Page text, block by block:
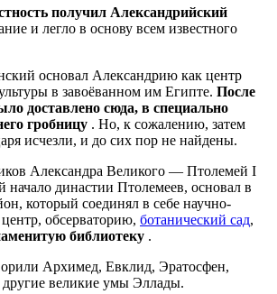
получил Александрийский
и легло в основу всем известного
основал Александрию как центр
в завоёванном им Египте. После
доставлено сюда, в специально
гробницу . Но, к сожалению, затем
исчезли, и до сих пор не найдены.
Александра Великого — Птолемей I
династии Птолемеев, основал в
который соединял в себе научно-
обсерваторию, ботанический сад,
библиотеку .
Архимед, Евклид, Эратосфен,
великие умы Эллады.